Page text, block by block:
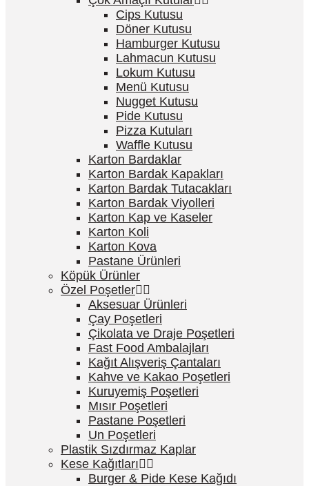
Cips Kutusu
Döner Kutusu
Hamburger Kutusu
Lahmacun Kutusu
Lokum Kutusu
Menü Kutusu
Nugget Kutusu
Pide Kutusu
Pizza Kutuları
Waffle Kutusu
Karton Bardaklar
Karton Bardak Kapakları
Karton Bardak Tutacakları
Karton Bardak Viyolleri
Karton Kap ve Kaseler
Karton Koli
Karton Kova
Pastane Ürünleri
Köpük Ürünler
Özel Poşetler
Aksesuar Ürünleri
Çay Poşetleri
Çikolata ve Draje Poşetleri
Fast Food Ambalajları
Kağıt Alışveriş Çantaları
Kahve ve Kakao Poşetleri
Kuruyemiş Poşetleri
Mısır Poşetleri
Pastane Poşetleri
Un Poşetleri
Plastik Sızdırmaz Kaplar
Kese Kağıtları
Burger & Pide Kese Kağıdı